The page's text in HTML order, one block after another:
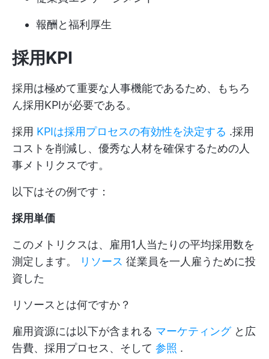
報酬と福利厚生
採用KPI
採用は極めて重要な人事機能であるため、もちろ
ん採用KPIが必要である。
採用 KPIは採用プロセスの有効性を決定する .採用
コストを削減し、優秀な人材を確保するための人
事メトリクスです。
以下はその例です：
採用単価
このメトリクスは、雇用1人当たりの平均採用数を
測定します。
リソース 従業員を一人雇うために投
資した
リソースとは何ですか？
雇用資源には以下が含まれる マーケティングと広
告費、採用プロセス、そして 参照 .